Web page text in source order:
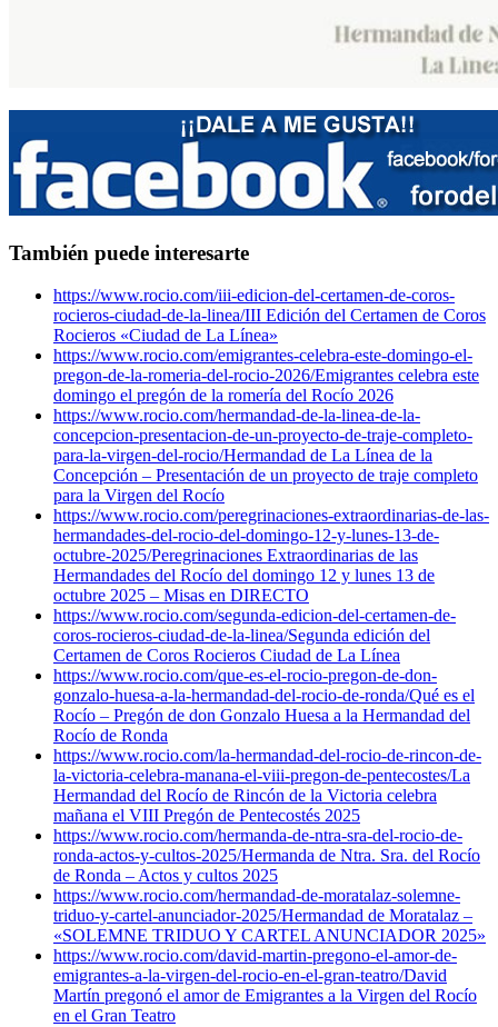
También puede interesarte
https://www.rocio.com/iii-edicion-del-certamen-de-coros-
rocieros-ciudad-de-la-linea/III Edición del Certamen de Coros
Rocieros «Ciudad de La Línea»
https://www.rocio.com/emigrantes-celebra-este-domingo-el-
pregon-de-la-romeria-del-rocio-2026/Emigrantes celebra este
domingo el pregón de la romería del Rocío 2026
https://www.rocio.com/hermandad-de-la-linea-de-la-
concepcion-presentacion-de-un-proyecto-de-traje-completo-
para-la-virgen-del-rocio/Hermandad de La Línea de la
Concepción – Presentación de un proyecto de traje completo
para la Virgen del Rocío
https://www.rocio.com/peregrinaciones-extraordinarias-de-las-
hermandades-del-rocio-del-domingo-12-y-lunes-13-de-
octubre-2025/Peregrinaciones Extraordinarias de las
Hermandades del Rocío del domingo 12 y lunes 13 de
octubre 2025 – Misas en DIRECTO
https://www.rocio.com/segunda-edicion-del-certamen-de-
coros-rocieros-ciudad-de-la-linea/Segunda edición del
Certamen de Coros Rocieros Ciudad de La Línea
https://www.rocio.com/que-es-el-rocio-pregon-de-don-
gonzalo-huesa-a-la-hermandad-del-rocio-de-ronda/Qué es el
Rocío – Pregón de don Gonzalo Huesa a la Hermandad del
Rocío de Ronda
https://www.rocio.com/la-hermandad-del-rocio-de-rincon-de-
la-victoria-celebra-manana-el-viii-pregon-de-pentecostes/La
Hermandad del Rocío de Rincón de la Victoria celebra
mañana el VIII Pregón de Pentecostés 2025
https://www.rocio.com/hermanda-de-ntra-sra-del-rocio-de-
ronda-actos-y-cultos-2025/Hermanda de Ntra. Sra. del Rocío
de Ronda – Actos y cultos 2025
https://www.rocio.com/hermandad-de-moratalaz-solemne-
triduo-y-cartel-anunciador-2025/Hermandad de Moratalaz –
«SOLEMNE TRIDUO Y CARTEL ANUNCIADOR 2025»
https://www.rocio.com/david-martin-pregono-el-amor-de-
emigrantes-a-la-virgen-del-rocio-en-el-gran-teatro/David
Martín pregonó el amor de Emigrantes a la Virgen del Rocío
en el Gran Teatro